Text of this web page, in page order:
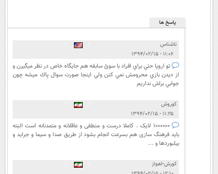
پاسخ ها
ناشناس
۱۱:۰۶ - ۱۳۹۴/۰۲/۱۵
تو اروپا حتي براي افراد با سوئ سابقه هم جايگاه خاص در نظر ميگيرن و
از ديدن بازي محرومش نمي كنن ولي اينجا صورت سوال پاك ميشه چون
جوابي براش نداريم
کوروش
۱۱:۲۵ - ۱۳۹۴/۰۲/۱۵
1000000 لایک . کاملا درست و منطقی و عاقلانه و متمدنانه است البته
باید فرهنگ سازی هم بسرعت انجام بشود از طریق صدا و سیما و جراید و
بیلبوردها و ...
كورش-اهواز